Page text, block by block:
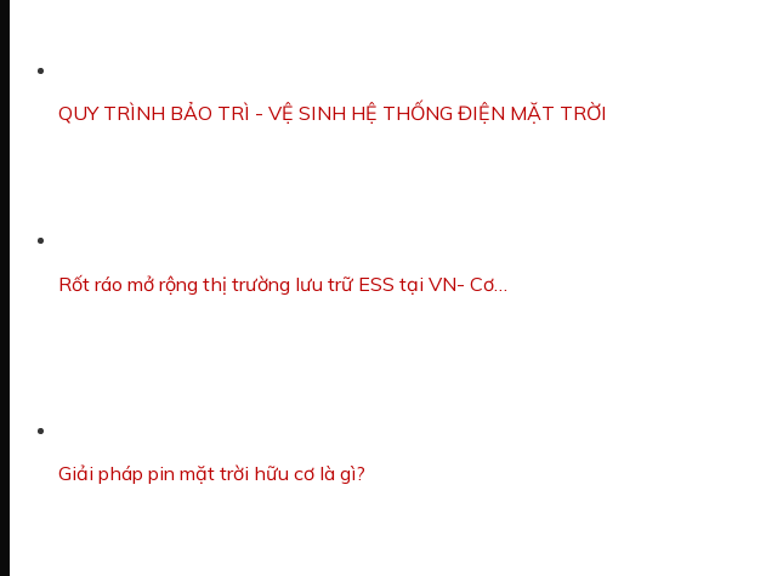
QUY TRÌNH BẢO TRÌ - VỆ SINH HỆ THỐNG ĐIỆN MẶT TRỜI
Rốt ráo mở rộng thị trường lưu trữ ESS tại VN- Cơ…
Giải pháp pin mặt trời hữu cơ là gì?